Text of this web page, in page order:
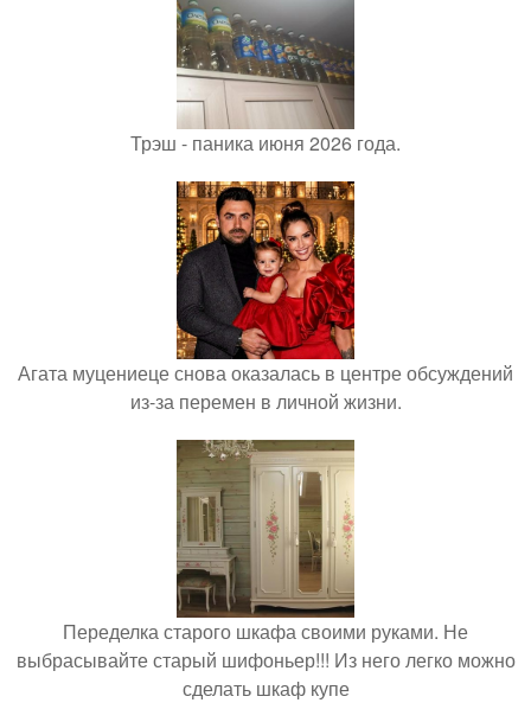
Трэш - паника июня 2026 года.
Агата муцениеце снова оказалась в центре обсуждений
из-за перемен в личной жизни.
Переделка старого шкафа своими руками. Не
выбрасывайте старый шифоньер!!! Из него легко можно
сделать шкаф купе